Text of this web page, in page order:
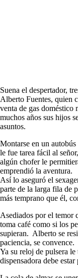
Suena el despertador,
Alberto Fuentes, quien
venta de gas doméstico
muchos años sus hijos
asuntos.
Montarse en un
le fue tarea fácil al
algún chofer le
emprendió la aventura.
Así lo aseguró el
parte de la larga fila de
más temprano que él,
Asediados por el temor
toma café como si los
supieran. Alberto se
paciencia, se convence.
Ya su reloj de pulsera
dispensadora debe estar